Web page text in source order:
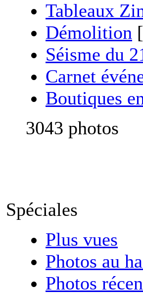
Tableaux
Démolition
Séisme du
Carnet
Boutiques
3043 photos
Spéciales
Plus vues
Photos au
Photos